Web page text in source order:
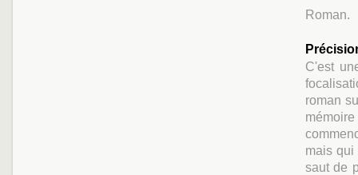
Roman.
C'est
roman
mais
saut de